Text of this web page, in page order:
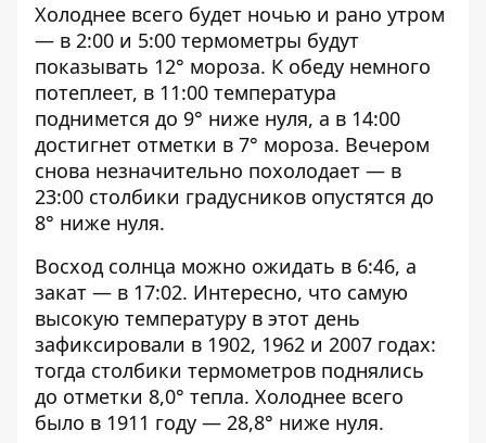
Холоднее всего будет ночью и рано утром
— в 2:00 и 5:00 термометры будут
показывать 12° мороза. К обеду немного
потеплеет, в 11:00 температура
поднимется до 9° ниже нуля, а в 14:00
достигнет отметки в 7° мороза. Вечером
снова незначительно похолодает — в
23:00 столбики градусников опустятся до
8° ниже нуля.
Восход солнца можно ожидать в 6:46, а
закат — в 17:02. Интересно, что самую
высокую температуру в этот день
зафиксировали в 1902, 1962 и 2007 годах:
тогда столбики термометров поднялись
до отметки 8,0° тепла. Холоднее всего
было в 1911 году — 28,8° ниже нуля.